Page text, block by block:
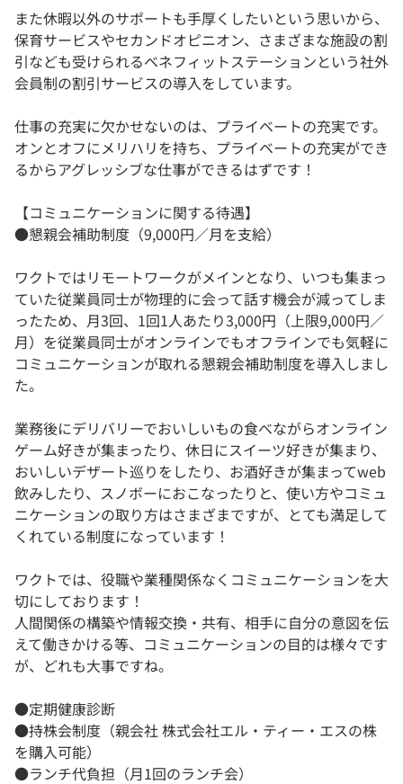
また休暇以外のサポートも手厚くしたいという思いから、
保育サービスやセカンドオピニオン、さまざまな施設の割
引なども受けられるベネフィットステーションという社外
会員制の割引サービスの導入をしています。
仕事の充実に欠かせないのは、プライベートの充実です。
オンとオフにメリハリを持ち、プライベートの充実ができ
るからアグレッシブな仕事ができるはずです！
【コミュニケーションに関する待遇】
●懇親会補助制度（9,000円／月を支給）
ワクトではリモートワークがメインとなり、いつも集まっ
ていた従業員同士が物理的に会って話す機会が減ってしま
ったため、月3回、1回1人あたり3,000円（上限9,000円／
月）を従業員同士がオンラインでもオフラインでも気軽に
コミュニケーションが取れる懇親会補助制度を導入しまし
た。
業務後にデリバリーでおいしいもの食べながらオンライン
ゲーム好きが集まったり、休日にスイーツ好きが集まり、
おいしいデザート巡りをしたり、お酒好きが集まってweb
飲みしたり、スノボーにおこなったりと、使い方やコミュ
ニケーションの取り方はさまざまですが、とても満足して
くれている制度になっています！
ワクトでは、役職や業種関係なくコミュニケーションを大
切にしております！
人間関係の構築や情報交換・共有、相手に自分の意図を伝
えて働きかける等、コミュニケーションの目的は様々です
が、どれも大事ですね。
●定期健康診断
●持株会制度（親会社 株式会社エル・ティー・エスの株
を購入可能）
●ランチ代負担（月1回のランチ会）